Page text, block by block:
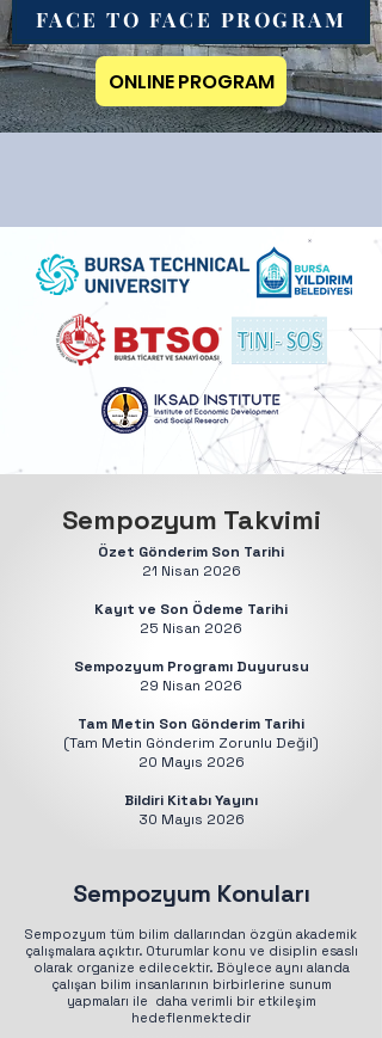
FACE TO FACE PROGRAM
ONLINE PROGRAM
Sempozyum Takvimi
Özet Gönderim Son Tarihi
21 Nisan 2026
Kayıt ve Son Ödeme Tarihi
25 Nisan 2026
Sempozyum Programı Duyurusu
29 Nisan 2026
Tam Metin Son Gönderim Tarihi
(Tam Metin Gönderim Zorunlu Değil)
20 Mayıs 2026
Bildiri Kitabı Yayını
30 Mayıs 2026
Sempozyum Konuları
Sempozyum tüm bilim dallarından özgün akademik
çalışmalara açıktır. Oturumlar konu ve disiplin esaslı
olarak organize edilecektir. Böylece aynı alanda
çalışan bilim insanlarının birbirlerine sunum
yapmaları ile daha verimli bir etkileşim
hedeflenmektedir